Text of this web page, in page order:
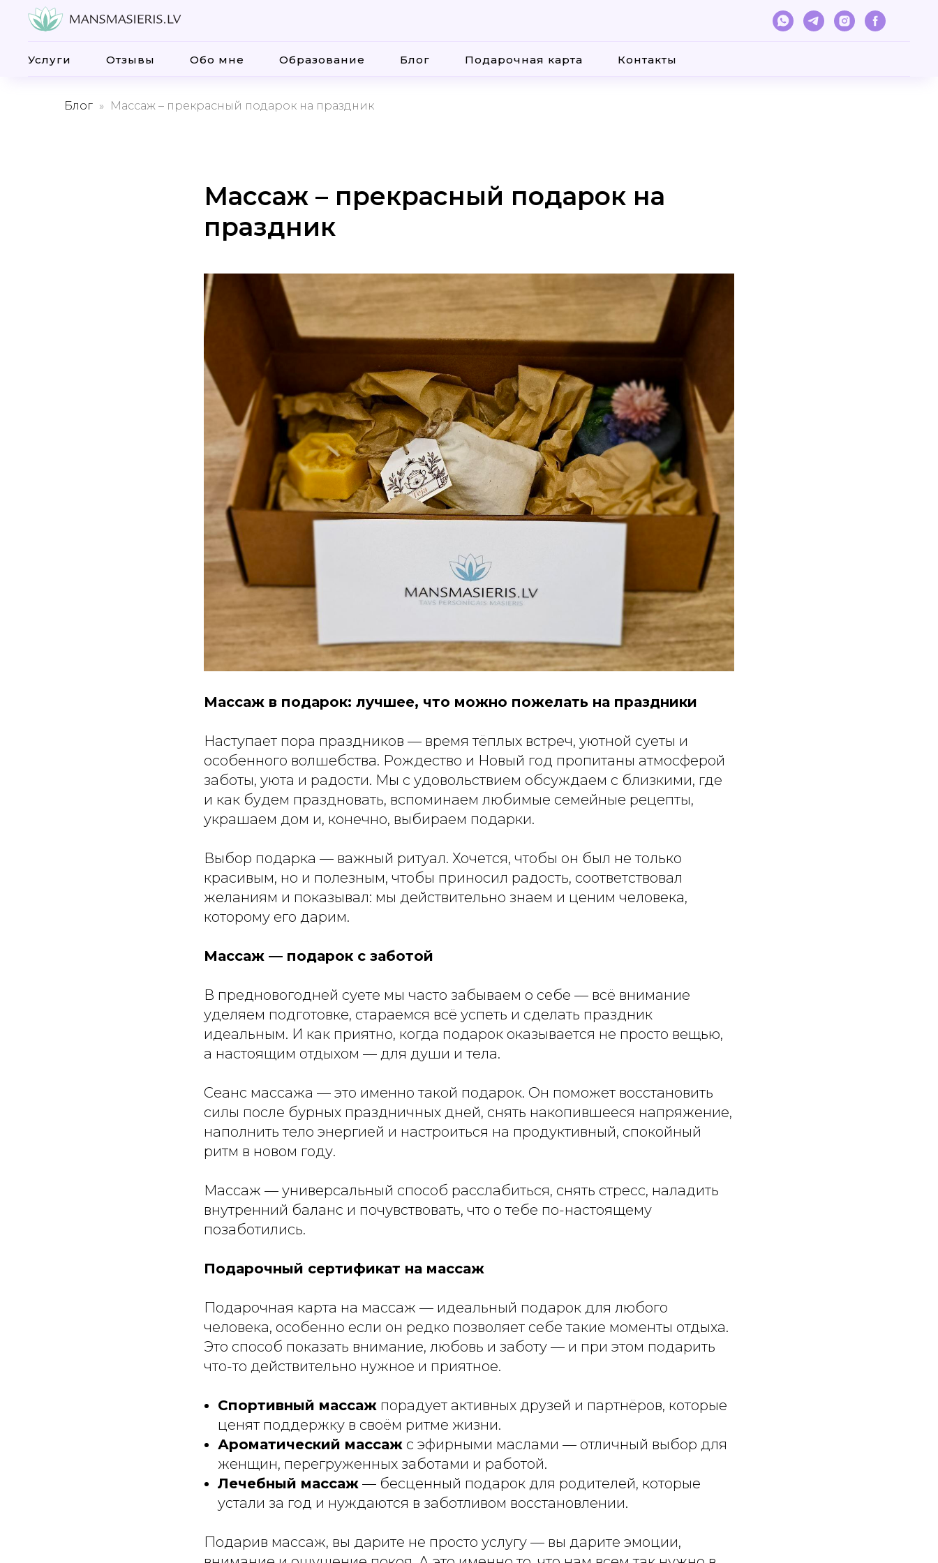
Услуги Отзывы Обо мне Образование Блог Подарочная карта Контакты
Блог Массаж – прекрасный подарок на праздник
Массаж – прекрасный подарок на
праздник
Массаж в подарок: лучшее, что можно пожелать на праздники
Наступает пора праздников — время тёплых встреч, уютной суеты и
особенного волшебства. Рождество и Новый год пропитаны атмосферой
заботы, уюта и радости. Мы с удовольствием обсуждаем с близкими, где
и как будем праздновать, вспоминаем любимые семейные рецепты,
украшаем дом и, конечно, выбираем подарки.
Выбор подарка — важный ритуал. Хочется, чтобы он был не только
красивым, но и полезным, чтобы приносил радость, соответствовал
желаниям и показывал: мы действительно знаем и ценим человека,
которому его дарим.
Массаж — подарок с заботой
В предновогодней суете мы часто забываем о себе — всё внимание
уделяем подготовке, стараемся всё успеть и сделать праздник
идеальным. И как приятно, когда подарок оказывается не просто вещью,
а настоящим отдыхом — для души и тела.
Сеанс массажа — это именно такой подарок. Он поможет восстановить
силы после бурных праздничных дней, снять накопившееся напряжение,
наполнить тело энергией и настроиться на продуктивный, спокойный
ритм в новом году.
Массаж — универсальный способ расслабиться, снять стресс, наладить
внутренний баланс и почувствовать, что о тебе по-настоящему
позаботились.
Подарочный сертификат на массаж
Подарочная карта на массаж — идеальный подарок для любого
человека, особенно если он редко позволяет себе такие моменты отдыха.
Это способ показать внимание, любовь и заботу — и при этом подарить
что-то действительно нужное и приятное.
Спортивный массаж порадует активных друзей и партнёров, которые
ценят поддержку в своём ритме жизни.
Ароматический массаж с эфирными маслами — отличный выбор для
женщин, перегруженных заботами и работой.
Лечебный массаж — бесценный подарок для родителей, которые
устали за год и нуждаются в заботливом восстановлении.
Подарив массаж, вы дарите не просто услугу — вы дарите эмоции,